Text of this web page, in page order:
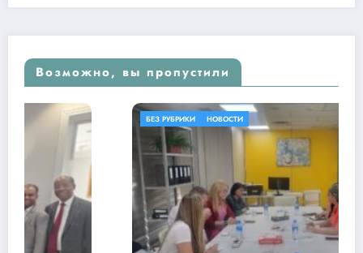
Возможно, вы пропустили
БЕЗ РУБРИКИ